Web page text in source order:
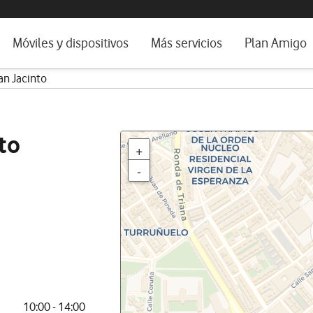
e idioma
TV
Móviles y dispositivos
Móviles
Más servicios Plan Amigo
Jacinto
10:00 - 14:00
+
-